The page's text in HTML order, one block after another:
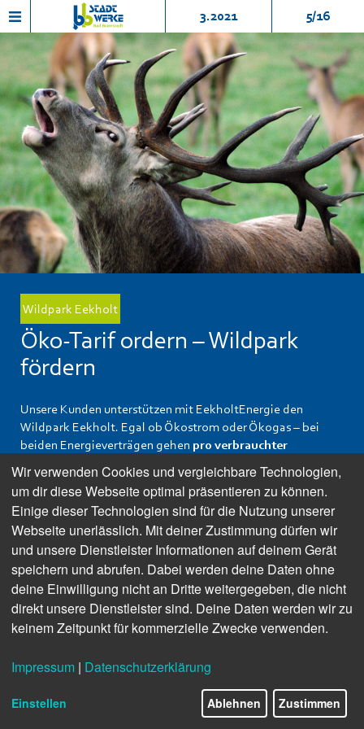
3.2021 5/16
Wildpark Eekholt
Öko-Tarif ordern – Wildpark
fördern
Unsere Kunden unterstützen mit EekholtEnergie den
Wildpark Eekholt. Egal ob Ökostrom oder Ökogas – bei
beiden Energieverträgen gehen pro verbrauchter
beliebten Tierparkin unserer Region.Mehr Infos telefonisch
imStadtwerke-Kundencenter:(0 41 92) 87 98-0 oder im
Web.
Mehr erfahren
Wir verwenden Cookies und vergleichbare Technologien,
um dir diese Webseite optimal präsentieren zu können.
Einige dieser Technologien sind für die Nutzung unserer
Webseite unerlässlich. Mit deiner Zustimmung dürfen wir
und unsere Dienstleister Informationen auf deinem Gerät
speichern und abrufen. Dabei werden deine Daten ohne
deine Einwilligung nicht an Dritte weitergegeben, die nicht
direkt unsere Dienstleister sind. Deine Daten werden wir zu
keinem Zeitpunkt für kommerzielle Zwecke verwenden.
Impressum | Datenschutzerklärung
Einstellen Ablehnen Zustimmen